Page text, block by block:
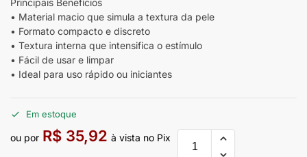
• Material macio que simula a textura da pele
• Formato compacto e discreto
• Textura interna que intensifica o estímulo
• Fácil de usar e limpar
• Ideal para uso rápido ou iniciantes
Em estoque
ou por R$ 35,92 à vista no Pix